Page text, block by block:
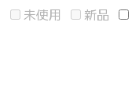
未使用 新品